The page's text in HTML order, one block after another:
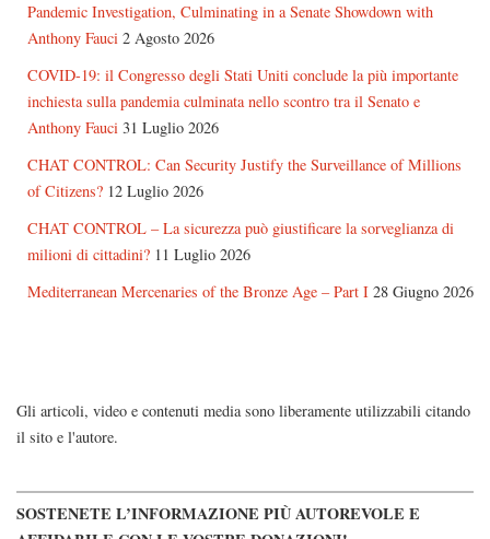
Pandemic Investigation, Culminating in a Senate Showdown with
Anthony Fauci 2 Agosto 2026
COVID-19: il Congresso degli Stati Uniti conclude la più importante
inchiesta sulla pandemia culminata nello scontro tra il Senato e
Anthony Fauci 31 Luglio 2026
CHAT CONTROL: Can Security Justify the Surveillance of Millions
of Citizens? 12 Luglio 2026
CHAT CONTROL – La sicurezza può giustificare la sorveglianza di
milioni di cittadini? 11 Luglio 2026
Mediterranean Mercenaries of the Bronze Age – Part I 28 Giugno 2026
Gli articoli, video e contenuti media sono liberamente utilizzabili citando
il sito e l'autore.
SOSTENETE L’INFORMAZIONE PIÙ AUTOREVOLE E